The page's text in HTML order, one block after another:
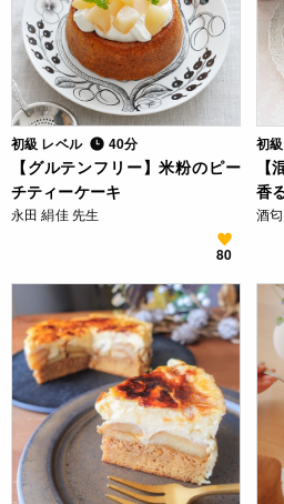
初級 レベル 40分
【グルテンフリー】米粉のピー
チティーケーキ
永田 絹佳 先生
80
初
香
酒